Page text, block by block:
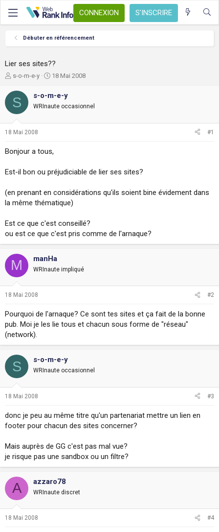
CONNEXION S'INSCRIRE
Débuter en référencement
Lier ses sites??
A
t
e
d
a
i
c
s
i
o
n
s-o-m-e-y
D
t
d
u
18 Mai 2008
S s-o-m-e-y
WRInaute occasionnel
18 Mai 2008 #1
Bonjour a tous,
Est-il bon ou préjudiciable de lier ses sites?
(en prenant en considérations qu'ils soient bine évidement dans
la même thématique)
Est ce que c'est conseillé?
ou est ce que c'est pris comme de l'arnaque?
M manHa
WRInaute impliqué
18 Mai 2008 #2
Pourquoi de l'arnaque? Ce sont tes sites et ça fait de la bonne
pub. Moi je les lie tous et chacun sous forme de "réseau"
(network).
S s-o-m-e-y
WRInaute occasionnel
18 Mai 2008 #3
donc je peu au même titre qu'un partenariat mettre un lien en
footer pour chacun des sites concerner?
Mais auprès de GG c'est pas mal vue?
je risque pas une sandbox ou un filtre?
A azzaro78
WRInaute discret
18 Mai 2008 #4